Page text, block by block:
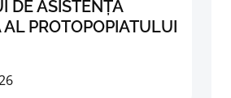
DE ASISTENȚĂ
PROTOPOPIATULUI